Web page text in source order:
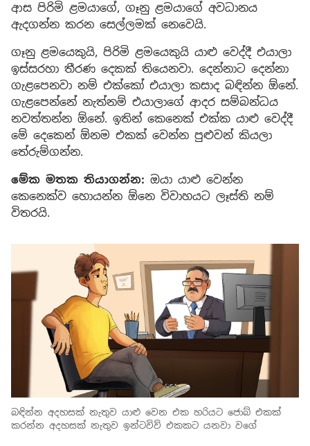
ආස පිරිමි ළමයාගේ, ගෑනු ළමයාගේ අවධානය
ඇදගන්න කරන සෙල්ලමක් නෙවෙයි.
ගෑනු ළමයෙකුයි, පිරිමි ළමයෙකුයි යාළු වෙද්දී එයාලා
ඉස්සරහා තීරණ දෙකක් තියෙනවා. දෙන්නාට දෙන්නා
ගැළපෙනවා නම් එක්කෝ එයාලා කසාද බඳින්න ඕනේ.
ගැළපෙන්නේ නැත්නම් එයාලාගේ ආදර සම්බන්ධය
නවත්තන්න ඕනේ. ඉතින් කෙනෙක් එක්ක යාළු වෙද්දී
මේ දෙකෙන් ඕනම එකක් වෙන්න පුළුවන් කියලා
තේරුම්ගන්න.
මේක මතක තියාගන්න: ඔයා යාළු වෙන්න
කෙනෙක්ව හොයන්න ඕනෙ විවාහයට ලෑස්ති නම්
විතරයි.
බඳින්න අදහසක් නැතුව යාළු වෙන එක හරියට ජොබ් එකක්
කරන්න අදහසක් නැතුව ඉන්ටවිව් එකකට යනවා වගේ